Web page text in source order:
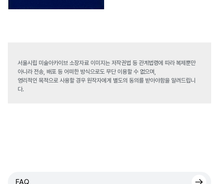
서울시립 미술아카이브 소장자료 이미지는 저작권법 등 관계법령에 따라 복제뿐만
아니라 전송, 배포 등 어떠한 방식으로도 무단 이용할 수 없으며,
영리적인 목적으로 사용할 경우 원작자에게 별도의 동의를 받아야함을 알려드립니
다.